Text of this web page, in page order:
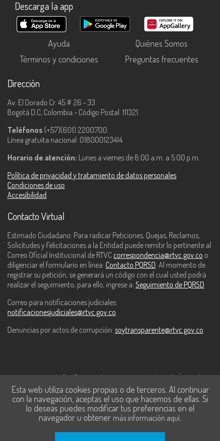
Descarga la app
Ayuda
Quiénes Somos
Términos y condiciones
Preguntas frecuentes
Dirección
Av. El Dorado Cr. 45 # 26 - 33
Bogotá D.C, Colombia - Código Postal: 111321
Teléfonos (+57)(601) 2200700.
Línea gratuita nacional: 018000123414.
Horario de atención: Lunes a viernes de 8:00 a.m. a 5:00 p.m.
Política de privacidad y tratamiento de datos personales
Condiciones de uso
Accesibilidad
Contacto Virtual
Estimado Ciudadano: Para radicar Peticiones, Quejas, Reclamos,
Solicitudes y Felicitaciones a la Entidad puede remitir lo pertinente al
Correo Oficial Institucional de RTVC correspondencia@rtvc.gov.co o
diligenciar el formulario en línea: Contacto PQRSD. Al momento de
registrar su petición, se generará un código con el cual usted podrá
realizar el seguimiento, para ello, ingrese a: Seguimiento de PQRSD
Correo para notificaciones judiciales:
notificacionesjudiciales@rtvc.gov.co
Denuncias por actos de corrupción: soytransparente@rtvc.gov.co
Este contenido fue financiado con recursos del Fondo Único de
Tecnologías de la Información y las Comunicaciones de MinTic.
Esta web utiliza cookies propias o de terceros. Al continuar
con la navegación, aceptas el uso que hacemos de ellas. Si
lo deseas puedes modificar tus preferencias en el
navegador u obtener más información aquí.